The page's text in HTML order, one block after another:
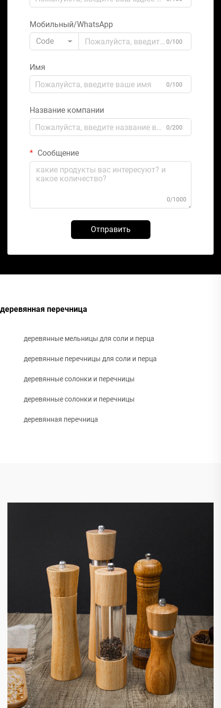
Мобильный/WhatsApp
Code
0/100
Имя
0/100
Название компании
0/200
Сообщение
0/1000
Отправить
деревянная перечница
деревянные мельницы для соли и перца
деревянные перечницы для соли и перца
деревянные солонки и перечницы
деревянные солонки и перечницы
деревянная перечница